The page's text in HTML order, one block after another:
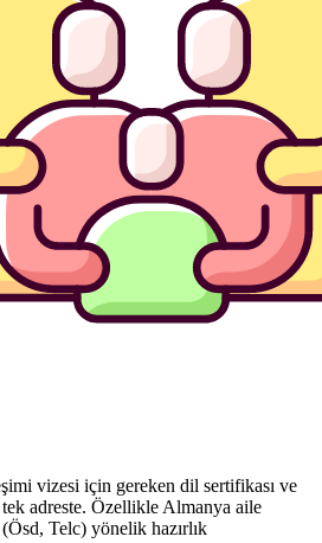
vizesi için gereken dil sertifikası ve
tek adreste. Özellikle Almanya aile
Telc) yönelik hazırlık